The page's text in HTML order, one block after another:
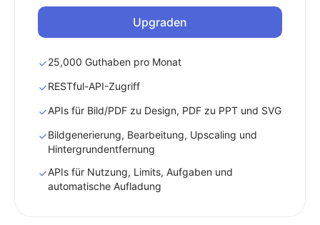
Upgraden
25,000 Guthaben pro Monat
RESTful-API-Zugriff
APIs für Bild/PDF zu Design, PDF zu PPT und SVG
Bildgenerierung, Bearbeitung, Upscaling und
Hintergrundentfernung
APIs für Nutzung, Limits, Aufgaben und
automatische Aufladung